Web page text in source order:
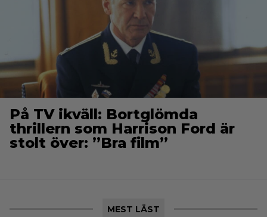
På TV ikväll: Bortglömda
thrillern som Harrison Ford är
stolt över: ”Bra film”
MEST LÄST